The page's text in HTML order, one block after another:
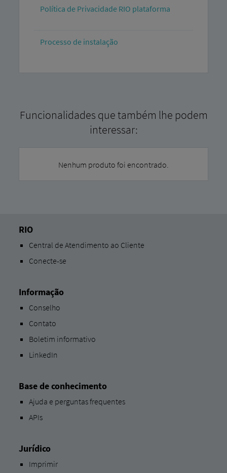
Política de Privacidade RIO plataforma
Processo de instalação
Funcionalidades que também lhe podem
interessar:
Nenhum produto foi encontrado.
RIO
Central de Atendimento ao Cliente
Conecte-se
Informação
Conselho
Contato
Boletim informativo
LinkedIn
Base de conhecimento
Ajuda e perguntas frequentes
APIs
Jurídico
Imprimir